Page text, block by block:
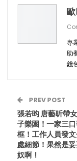
專
助
錢
PREV POST
張若昀 唐藝昕帶
子樂園！一家三
框！工作人員發
處細節！果然是
奴啊！